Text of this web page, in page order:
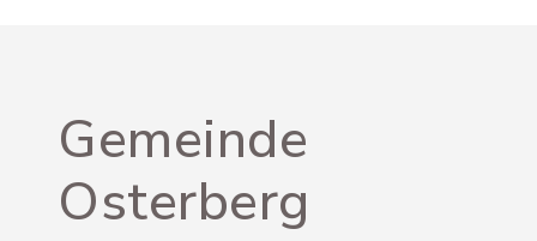
Gemeinde
Osterberg